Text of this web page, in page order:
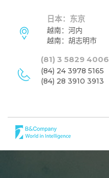
日本：东京
越南：河内
越南：胡志明市
(81) 3 5829 4006
(84) 24 3978 5165
(84) 28 3910 3913